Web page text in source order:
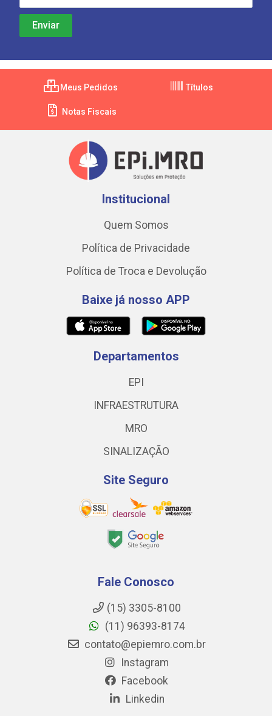
Meus Pedidos Títulos
Notas Fiscais
Institucional
Quem Somos
Política de Privacidade
Política de Troca e Devolução
Baixe já nosso APP
Departamentos
EPI
INFRAESTRUTURA
MRO
SINALIZAÇÃO
Site Seguro
Fale Conosco
(15) 3305-8100
(11) 96393-8174
contato@epiemro.com.br
Instagram
Facebook
Linkedin